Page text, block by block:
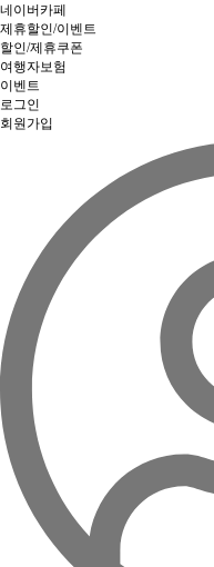
네이버카페
제휴할인/이벤트
할인/제휴쿠폰
여행자보험
이벤트
로그인
회원가입